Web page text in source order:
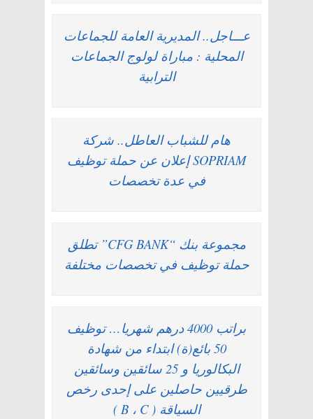
عـــاجل.. المديرية العامة للجماعات
المحلية : مباراة لولوج الجماعات
الترابية
هام للشباب العاطل.. شركة
SOPRIAM إعلان عن حملة توظيف
في عدة تخصصات
مجموعة بنك “CFG BANK” تطلق
حملة توظيف في تخصصات مختلفة
براتب 4000 درهم شهريا… توظيف
50 بائع(ة) ابتداء من شهادة
البكالوريا و 25 سائقين وسائقين
طرقيين حاصلين على إحدى رخص
السياقة ( B ، C )